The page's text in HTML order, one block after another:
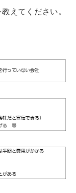
えてください。